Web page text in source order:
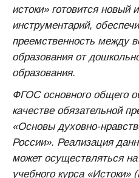
истоки» готовится новый
инструментарий,
преемственность между
образования от
образования.
ФГОС основного общего
качестве обязательной
«Основы духовно-
России». Реализация
может осуществляться
учебного курса «Истоки»